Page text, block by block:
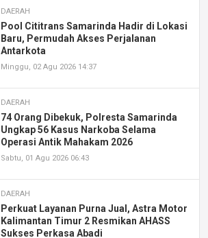
DAERAH
Pool Cititrans Samarinda Hadir di Lokasi
Baru, Permudah Akses Perjalanan
Antarkota
Minggu, 02 Agu 2026 14:37
DAERAH
74 Orang Dibekuk, Polresta Samarinda
Ungkap 56 Kasus Narkoba Selama
Operasi Antik Mahakam 2026
Sabtu, 01 Agu 2026 06:43
DAERAH
Perkuat Layanan Purna Jual, Astra Motor
Kalimantan Timur 2 Resmikan AHASS
Sukses Perkasa Abadi